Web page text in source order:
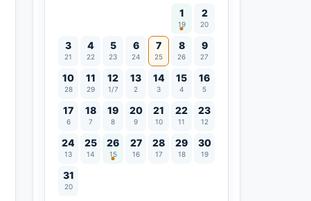
1
19
Vía Quán Thế Âm thành đạo
2
20
3
21
4
22
5
23
6
24
7
25
8
26
9
27
10
28
11
29
12
1/7
13
2
14
3
15
4
16
5
17
6
18
7
19
8
20
9
21
10
22
11
23
12
24
13
25
14
26
15
Lễ Vu Lan
27
16
28
17
29
18
30
19
31
20